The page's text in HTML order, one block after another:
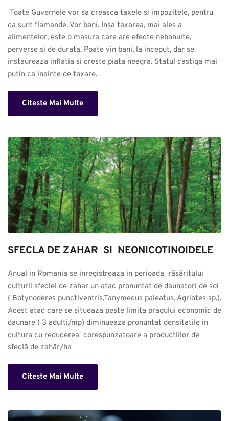
ca sunt flamande. Vor bani. Insa taxarea, mai ales a
alimentelor, este o masura care are efecte nebanuite,
perverse si de durata. Poate vin bani, la inceput, dar se
instaureaza inflatia si creste piata neagra. Statul castiga mai
putin ca inainte de taxare.
Citeste Mai Multe
SFECLA DE ZAHAR  SI  NEONICOTINOIDELE
Anual in Romania se inregistreaza in perioada  răsăritului
culturii sfeclei de zahar un atac pronuntat de daunatori de sol
( Botynoderes punctiventris,Tanymecus paleatus, Agriotes sp.).
Acest atac care se situeaza peste limita pragului economic de
daunare ( 3 adulti/mp) diminueaza pronuntat densitatile in
cultura cu reducerea  corespunzatoare a productiilor de
sfeclă de zahăr/ha
Citeste Mai Multe